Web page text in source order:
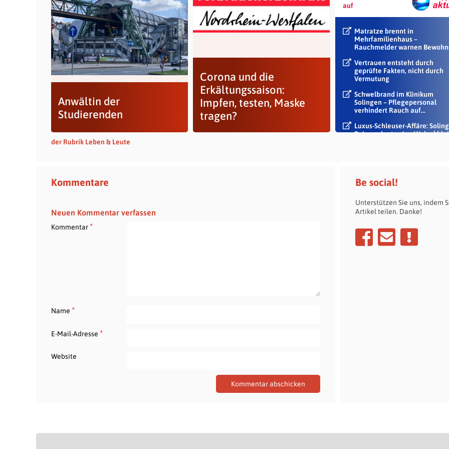
Anwältin der
Studierenden
Corona und die
Erkältungssaison:
Impfen, testen, Maske
tragen?
auf
Matratze brennt in
Mehrfamilienhaus –
Rauchmelder warnen
Vertrauen entsteht durch
geprüfte Fakten, nicht durch
Vermutung
Schwelbrand im Klinikum
Solingen – Pflegepersonal
verhindert Rauch auf...
Luxus-Schleuser-Affäre:
Beigeordneter Jan Welzel
der Rubrik Leben & Leute
Kommentare
Neuen Kommentar verfassen
Kommentar*
Name *
E-Mail-Adresse *
Website
Be social!
Unterstützen Sie uns, indem
Artikel teilen. Danke!